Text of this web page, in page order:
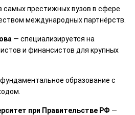
самых престижных вузов в сфере
международных партнёрств.
— специализируется на
и финансистов для крупных
образование с
при Правительстве РФ —